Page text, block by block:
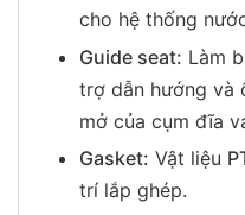
cho hệ thống
Guide seat: Làm
trợ dẫn hướng và
mở của cụm đĩa
Gasket: Vật liệu
trí lắp ghép.